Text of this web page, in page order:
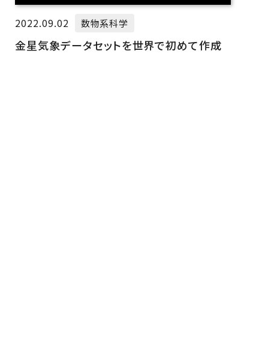
2022.09.02 数物系科学
金星気象データセットを世界で初めて作成